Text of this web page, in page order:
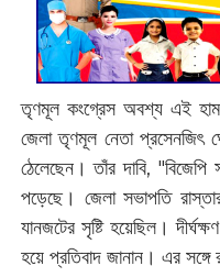
তৃণমূল কংগ্রেস অবশ্য এই
জেলা তৃণমূল নেতা প্রসেনজিৎ
ঠেলেছেন। তাঁর দাবি, "বিজেপি
পড়েছে। জেলা সভাপতি
যানজটের সৃষ্টি হয়েছিল।
হয়ে প্রতিবাদ জানান। এর